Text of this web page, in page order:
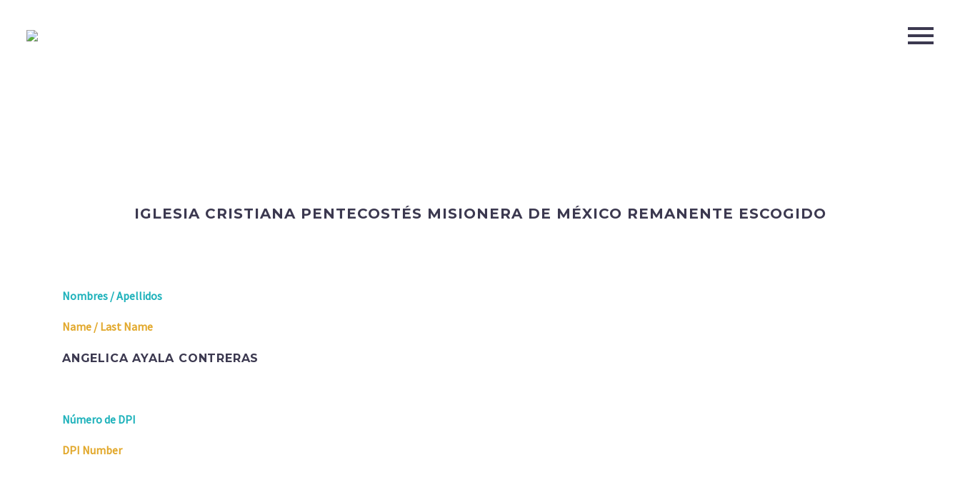
IGLESIA CRISTIANA PENTECOSTÉS MISIONERA DE MÉXICO REMANENTE ESCOGIDO
Nombres / Apellidos
Name / Last Name
ANGELICA AYALA CONTRERAS
Número de DPI
DPI Number